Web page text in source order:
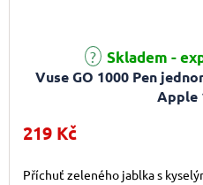
Vuse GO 1000 Pen
Apple
Průměrné hodnocení produktu
Skladem -
219 Kč
Příchuť zeleného jablka s